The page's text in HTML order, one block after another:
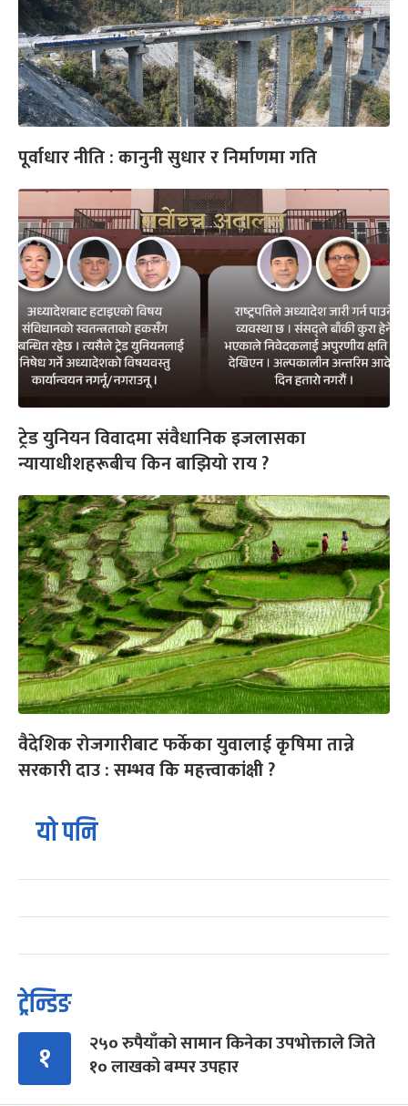
पूर्वाधार नीति : कानुनी सुधार र निर्माणमा गति
ट्रेड युनियन विवादमा संवैधानिक इजलासका
न्यायाधीशहरूबीच किन बाझियो राय ?
वैदेशिक रोजगारीबाट फर्केका युवालाई कृषिमा तान्ने
सरकारी दाउ : सम्भव कि महत्त्वाकांक्षी ?
यो पनि
ट्रेन्डिङ
१
२५० रुपैयाँको सामान किनेका उपभोक्ताले जिते
१० लाखको बम्पर उपहार